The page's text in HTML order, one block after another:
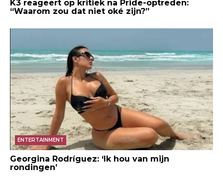
K3 reageert op kritiek na Pride-optreden:
“Waarom zou dat niet oké zijn?”
ENTERTAINMENT
Georgina Rodríguez: ‘Ik hou van mijn
rondingen’